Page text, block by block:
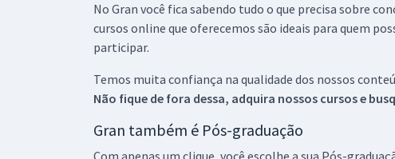
No Gran você fica sabendo tudo o que precisa sobre
cursos online que oferecemos são ideais para quem
participar.
Temos muita confiança na qualidade dos nossos
Não fique de fora dessa, adquira nossos cursos e
Gran também é Pós-graduação
Com apenas um clique, você escolhe a sua Pós-